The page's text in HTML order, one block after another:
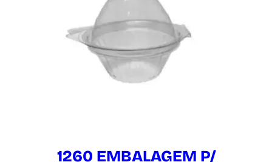
1260 EMBALAGEM P/